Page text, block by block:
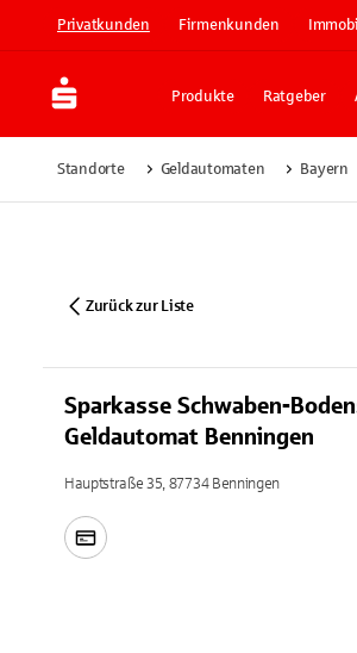
Privatkunden Firmenkunden
Produkte Ratgeber
Standorte Geldautomaten Bayern
Zurück zur Liste
Sparkasse Schwaben-
Geldautomat Benningen
Hauptstraße 35, 87734 Benningen